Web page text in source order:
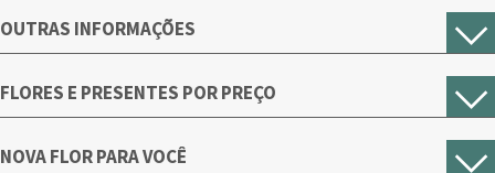
OUTRAS INFORMAÇÕES
FLORES E PRESENTES POR PREÇO
NOVA FLOR PARA VOCÊ